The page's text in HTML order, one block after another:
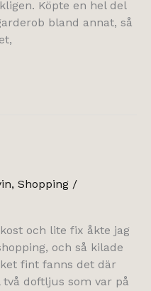
Köpte en hel del
bland annat, så
, Shopping /
och lite fix åkte jag
och så kilade
fint fanns det där
doftljus som var på